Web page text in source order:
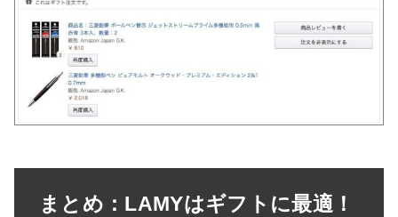
まとめ：LAMYはギフトに最適！